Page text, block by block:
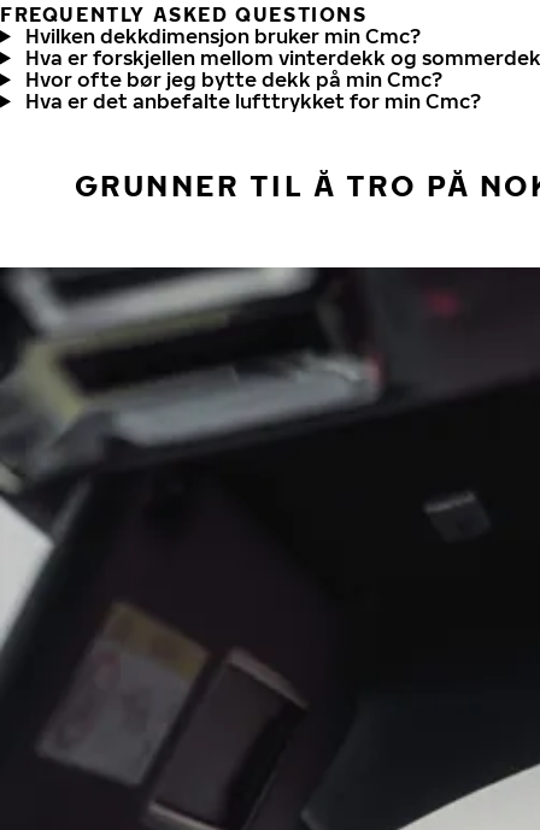
FREQUENTLY ASKED QUESTIONS
Hvilken dekkdimensjon bruker min Cmc?
Hva er forskjellen mellom vinterdekk og
Hvor ofte bør jeg bytte dekk på min Cmc?
Hva er det anbefalte lufttrykket for min Cmc?
GRUNNER TIL Å TRO PÅ